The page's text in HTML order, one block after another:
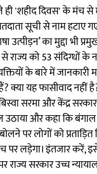
'शहीद दिवस' के मंच से
सूची से नाम हटाए
उत्पीड़न’ का मुद्दा भी
राज्य को 53 संदिग्धों के
के बारे में
क्या यह फासीवाद नहीं
सरमा और केंद्र सरकार
और कहा कि बंगाल
पर लोगों को
लड़ेगा। इंतजार करें,
सरकार उच्च